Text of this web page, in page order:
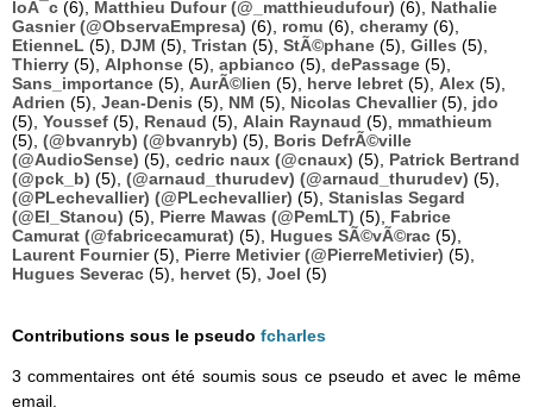
loÃ¯c (6), Matthieu Dufour (@_matthieudufour) (6), Nathalie
Gasnier (@ObservaEmpresa) (6), romu (6), cheramy (6),
EtienneL (5), DJM (5), Tristan (5), StÃ©phane (5), Gilles (5),
Thierry (5), Alphonse (5), apbianco (5), dePassage (5),
Sans_importance (5), AurÃ©lien (5), herve lebret (5), Alex (5),
Adrien (5), Jean-Denis (5), NM (5), Nicolas Chevallier(5), jdo
(5), Youssef (5), Renaud (5), Alain Raynaud (5), mmathieum
(5), (@bvanryb) (@bvanryb) (5), Boris DefrÃ©ville
(@AudioSense) (5), cedric naux (@cnaux) (5), Patrick Bertrand
(@pck_b) (5), (@arnaud_thurudev) (@arnaud_thurudev) (5),
(@PLechevallier) (@PLechevallier) (5), Stanislas Segard
(@El_Stanou) (5), Pierre Mawas (@PemLT) (5), Fabrice
Camurat (@fabricecamurat) (5), Hugues SÃ©vÃ©rac (5),
Laurent Fournier(5), Pierre Metivier (@PierreMetivier) (5),
Hugues Severac (5), hervet (5), Joel (5)
Contributions sous le pseudo fcharles
3 commentaires ont été soumis sous ce pseudo et avec le même
email.